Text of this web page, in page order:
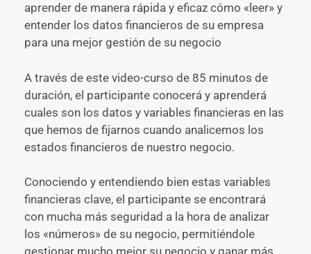
aprender de manera rápida y eficaz cómo «leer» y
entender los datos financieros de su empresa
para una mejor gestión de su negocio
A través de este video-curso de 85 minutos de
duración, el participante conocerá y aprenderá
cuales son los datos y variables financieras en las
que hemos de fijarnos cuando analicemos los
estados financieros de nuestro negocio.
Conociendo y entendiendo bien estas variables
financieras clave, el participante se encontrará
con mucha más seguridad a la hora de analizar
los «números» de su negocio, permitiéndole
gestionar mucho mejor su negocio y ganar más